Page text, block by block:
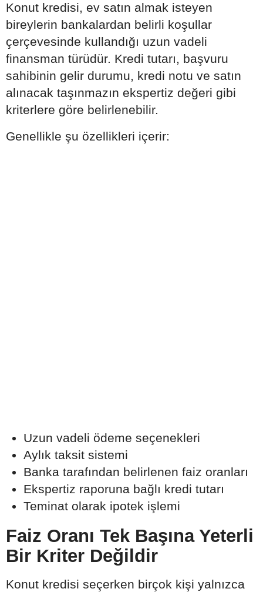
Konut kredisi, ev satın almak isteyen
bireylerin bankalardan belirli koşullar
çerçevesinde kullandığı uzun vadeli
finansman türüdür. Kredi tutarı, başvuru
sahibinin gelir durumu, kredi notu ve satın
alınacak taşınmazın ekspertiz değeri gibi
kriterlere göre belirlenebilir.
Genellikle şu özellikleri içerir:
Uzun vadeli ödeme seçenekleri
Aylık taksit sistemi
Banka tarafından belirlenen faiz oranları
Ekspertiz raporuna bağlı kredi tutarı
Teminat olarak ipotek işlemi
Faiz Oranı Tek Başına Yeterli
Bir Kriter Değildir
Konut kredisi seçerken birçok kişi yalnızca